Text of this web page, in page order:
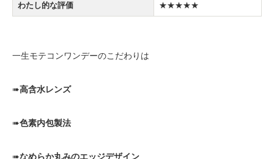
わたし的な評価 ★★★★★
一生モテコンワンデーのこだわりは
➠高含水レンズ
➠色素内包製法
➠なめらか丸みのエッジデザイン